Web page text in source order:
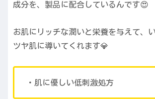
成分を、製品に配合しているんです😍
お肌にリッチな潤いと栄養を与えて、
ツヤ肌に導いてくれます💎
・肌に優しい低刺激処方